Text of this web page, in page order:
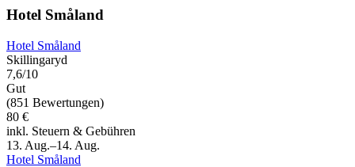
Hotel Småland
Hotel Småland
Skillingaryd
7,6/10
Gut
(851 Bewertungen)
80 €
inkl. Steuern & Gebühren
13. Aug.–14. Aug.
Hotel Småland